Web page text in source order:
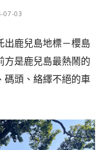
07-03
出鹿兒島地標－櫻島
方是鹿兒島最熱鬧的
碼頭、絡繹不絕的車